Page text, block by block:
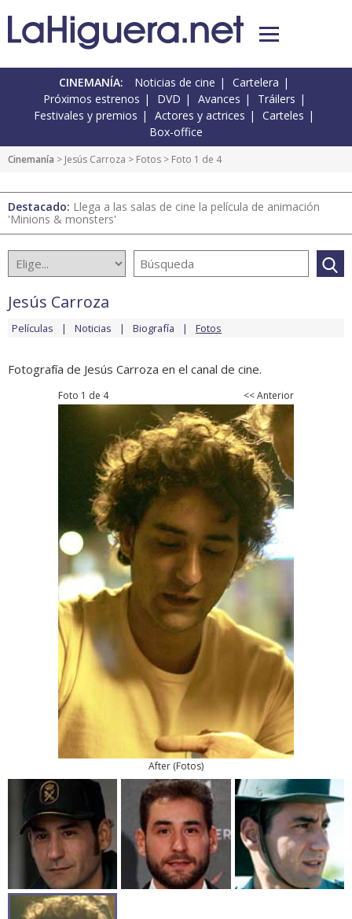
CINEMANÍA: Noticias de cine
Cartelera
Próximos estrenos
DVD Avances
Tráilers
Festivales y premios
Actores y actrices
Carteles
Box-office
Cinemanía > Jesús Carroza > Fotos > Foto 1 de 4
Destacado: Llega a las salas de cine la película de animación
'Minions & monsters'
Jesús Carroza
Películas Noticias Biografía Fotos
Fotografía de Jesús Carroza en el canal de cine.
Foto 1 de 4 << Anterior
After (Fotos)